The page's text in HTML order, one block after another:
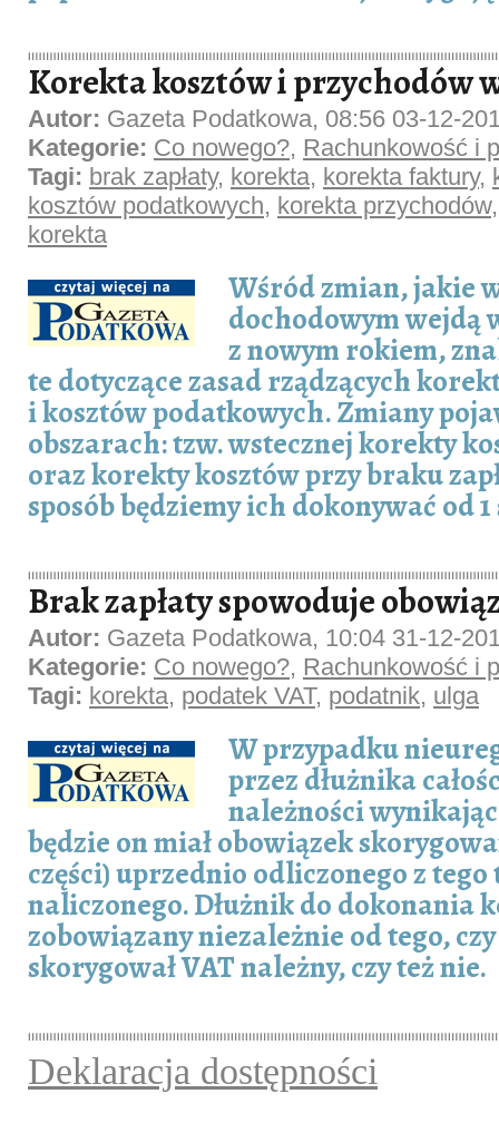
Korekta kosztów i przychodów
Autor: Gazeta Podatkowa, 08:56 03-12-
Kategorie: Co nowego?, Rachunkowość i
Tagi: brak zapłaty, korekta, korekta faktury,
kosztów podatkowych, korekta przychodów
korekta
Wśród zmian, jakie
dochodowym wejdą
z nowym rokiem,
te dotyczące zasad rządzących
i kosztów podatkowych. Zmiany
obszarach: tzw. wstecznej korekty
oraz korekty kosztów przy braku
sposób będziemy ich dokonywać od 1
Brak zapłaty spowoduje
Autor: Gazeta Podatkowa, 10:04 31-12-
Kategorie: Co nowego?, Rachunkowość i
Tagi: korekta, podatek VAT, podatnik, ulga
W przypadku
przez dłużnika
należności
będzie on miał obowiązek
części) uprzednio odliczonego z
naliczonego. Dłużnik do dokonania
zobowiązany niezależnie od tego,
skorygował VAT należny, czy też nie.
Deklaracja dostępności